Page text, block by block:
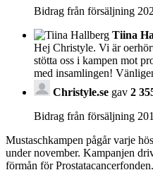
Bidrag från försäljning
Tiina
Hej Christyle. Vi är
stötta oss i kampen mot
med insamlingen!
Christyle.se gav 2
Bidrag från försäljning
Mustaschkampen pågår varje
under november. Kampanjen
förmån för Prostata­cancerfonden.